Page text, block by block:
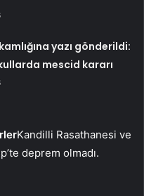
yazı gönderildi:
mescid kararı
Kandilli Rasathanesi ve
deprem olmadı.